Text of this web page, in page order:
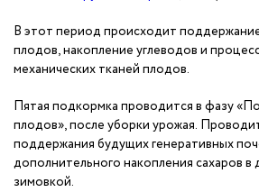
В этот период происходит
плодов, накопление углеводов и
механических тканей плодов.
Пятая подкормка проводится в фазу
плодов», после уборки урожая.
поддержания будущих генеративных
дополнительного накопления сахаров в
зимовкой.